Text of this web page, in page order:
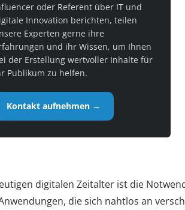
oder Referent über IT und
Innovation berichten, teilen
Experten gerne ihre
und ihr Wissen, um Ihnen
der Erstellung wertvoller Inhalte für
Publikum zu helfen.
Kontakt aufnehmen →
digitalen Zeitalter ist die
die sich nahtlos an